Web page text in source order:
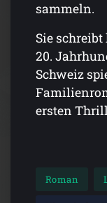
sammeln.
Sie
20.
Schweiz
ersten
Roman